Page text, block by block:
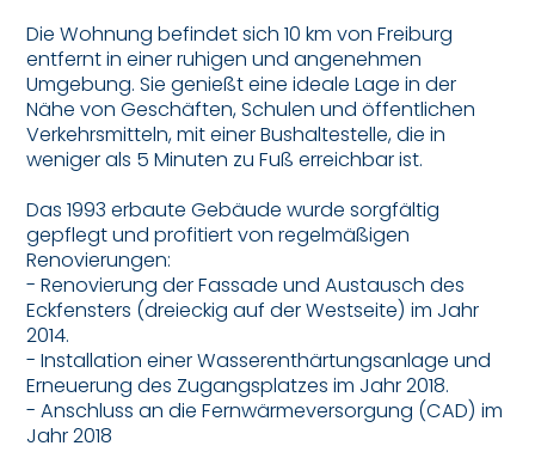
Die Wohnung befindet sich 10 km von Freiburg
entfernt in einer ruhigen und angenehmen
Umgebung. Sie genießt eine ideale Lage in der
Nähe von Geschäften, Schulen und öffentlichen
Verkehrsmitteln, mit einer Bushaltestelle, die in
weniger als 5 Minuten zu Fuß erreichbar ist.
Das 1993 erbaute Gebäude wurde sorgfältig
gepflegt und profitiert von regelmäßigen
Renovierungen:
- Renovierung der Fassade und Austausch des
Eckfensters (dreieckig auf der Westseite) im Jahr
2014.
- Installation einer Wasserenthärtungsanlage und
Erneuerung des Zugangsplatzes im Jahr 2018.
- Anschluss an die Fernwärmeversorgung (CAD) im
Jahr 2018